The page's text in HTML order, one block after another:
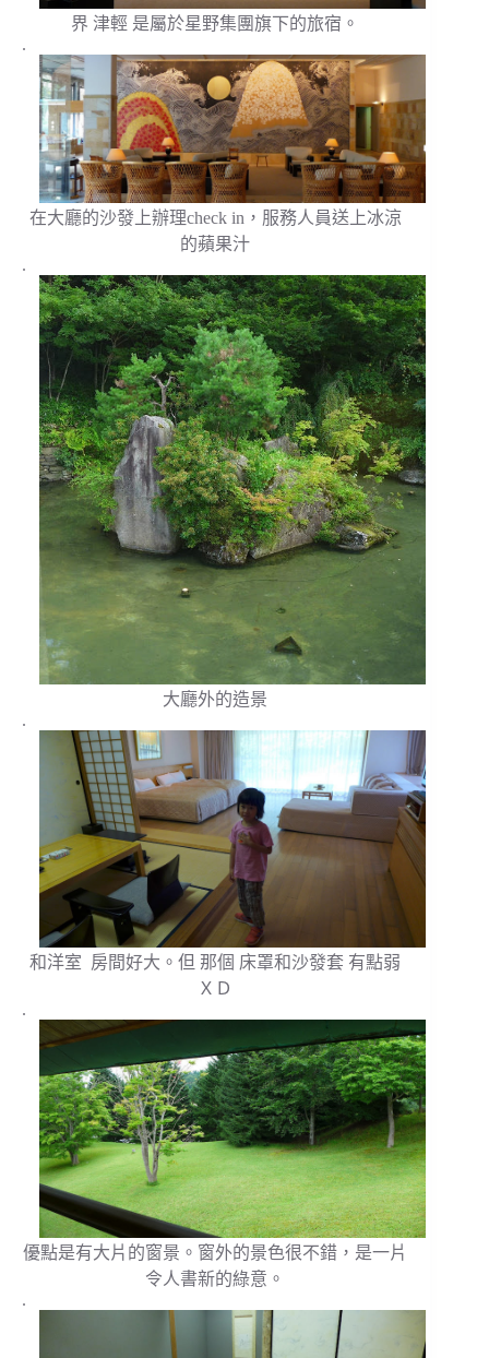
界 津輕 是屬於星野集團旗下的旅宿。
.
在大廳的沙發上辦理check in，服務人員送上冰涼
的蘋果汁
.
大廳外的造景
.
和洋室 房間好大。但 那個 床罩和沙發套 有點弱
ＸＤ
.
優點是有大片的窗景。窗外的景色很不錯，是一片
令人書新的綠意。
.